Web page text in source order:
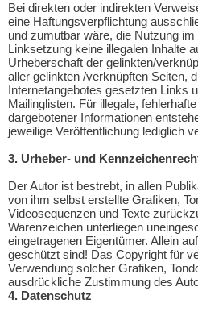
Bei direkten oder indirekten
eine Haftungsverpflichtung
und zumutbar wäre, die Nutzung
Linksetzung keine illegalen Inhalte
Urheberschaft der gelinkten/
aller gelinkten /verknüpften Seiten,
Internetangebotes gesetzten Links
Mailinglisten. Für illegale,
dargebotener Informationen
jeweilige Veröffentlichung lediglich
3. Urheber- und
Der Autor ist bestrebt, in allen
von ihm selbst erstellte Grafiken,
Videosequenzen und Texte
Warenzeichen unterliegen
eingetragenen Eigentümer. Allein
geschützt sind! Das Copyright für
Verwendung solcher Grafiken,
ausdrückliche Zustimmung des
4. Datenschutz